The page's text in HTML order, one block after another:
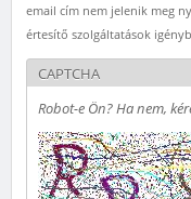
email cím nem jelenik meg
értesítő szolgáltatások
CAPTCHA
Robot-e Ön? Ha nem,